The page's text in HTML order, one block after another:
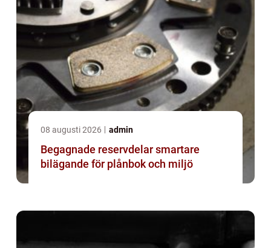
08 augusti 2026 admin
Begagnade reservdelar smartare
bilägande för plånbok och miljö